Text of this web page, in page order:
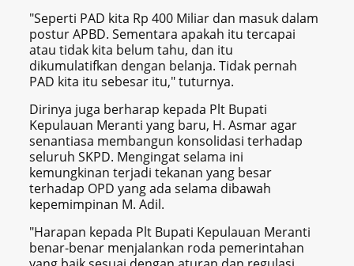
"Seperti PAD kita Rp 400 Miliar dan masuk dalam
postur APBD. Sementara apakah itu tercapai
atau tidak kita belum tahu, dan itu
dikumulatifkan dengan belanja. Tidak pernah
PAD kita itu sebesar itu," tuturnya.
Dirinya juga berharap kepada Plt Bupati
Kepulauan Meranti yang baru, H. Asmar agar
senantiasa membangun konsolidasi terhadap
seluruh SKPD. Mengingat selama ini
kemungkinan terjadi tekanan yang besar
terhadap OPD yang ada selama dibawah
kepemimpinan M. Adil.
"Harapan kepada Plt Bupati Kepulauan Meranti
benar-benar menjalankan roda pemerintahan